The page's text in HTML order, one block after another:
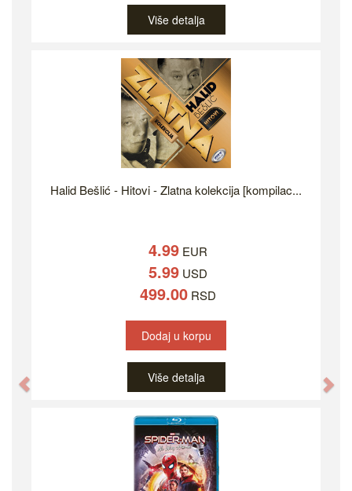
Više detalja
Halid Bešlić - Hitovi - Zlatna kolekcija [kompilac...
4.99 EUR
5.99 USD
499.00 RSD
Dodaj u korpu
Više detalja